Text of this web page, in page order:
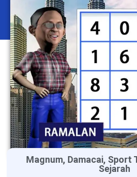
Magnum, Damacai, Sport
Sejarah